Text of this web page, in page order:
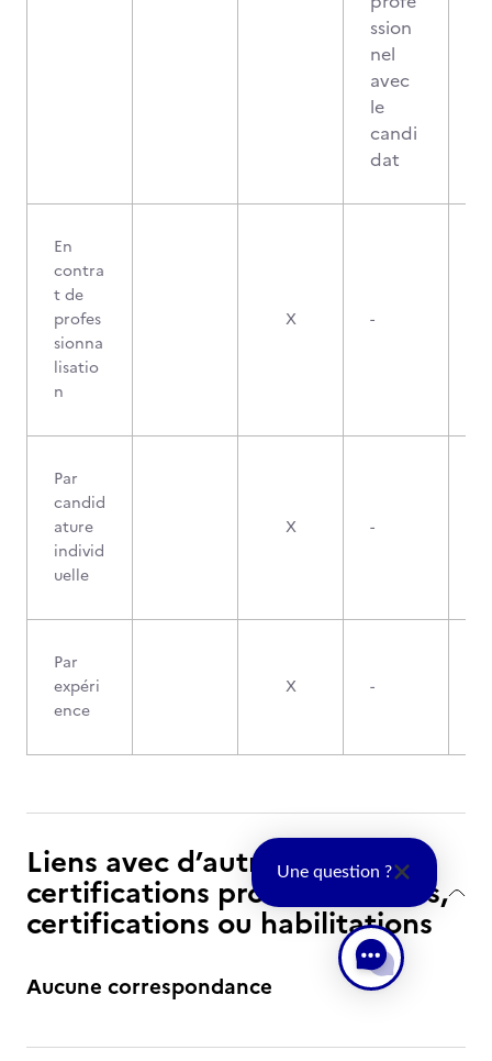
ssion
nel
avec
le
candi
dat
En
contra
t de
profes
sionna
lisatio
n
X -
Par
candid
ature
individ
uelle
X -
Par
expéri
ence
X -
Liens avec d’autres
certifications professionnelles,
certifications ou habilitations
Aucune correspondance
Une question ?